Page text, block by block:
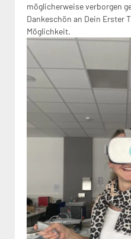
möglicherweise verborgen
Dankeschön an Dein Erster
Möglichkeit.